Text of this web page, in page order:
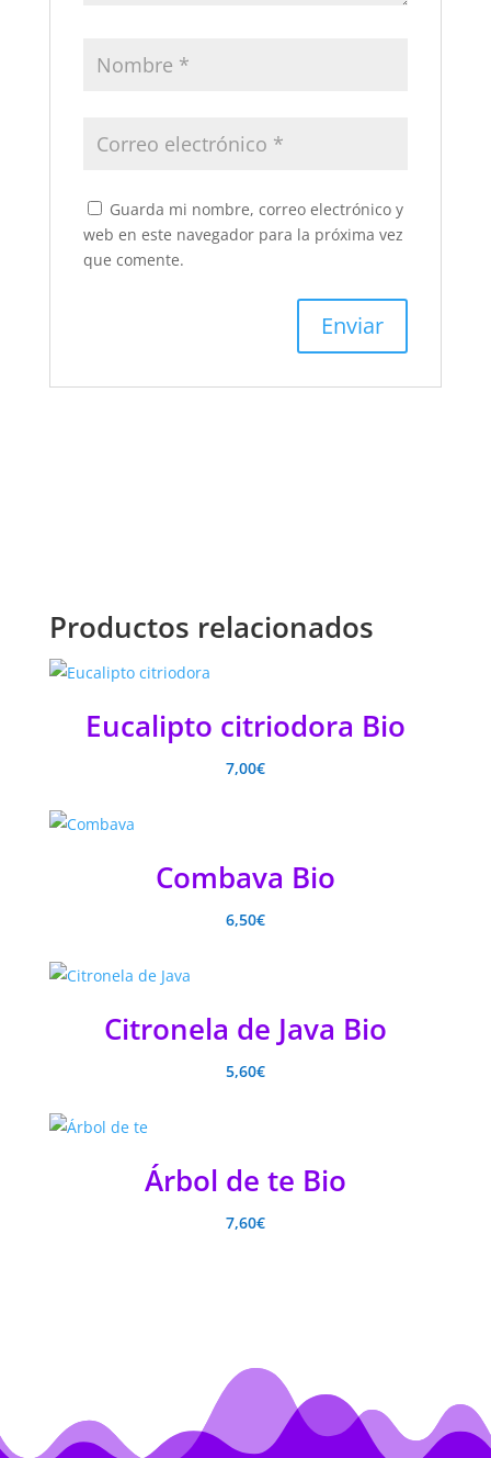
Guarda mi nombre, correo electrónico y
web en este navegador para la próxima vez
que comente.
Productos relacionados
Eucalipto citriodora Bio
7,00€
Combava Bio
6,50€
Citronela de Java Bio
5,60€
Árbol de te Bio
7,60€